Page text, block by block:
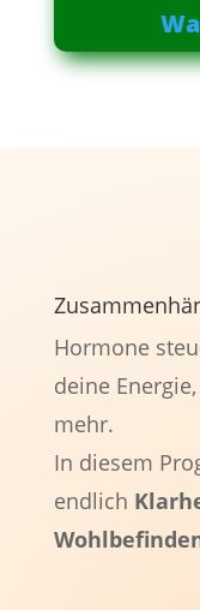
Hormone
deine
mehr.
In diesem
endlich